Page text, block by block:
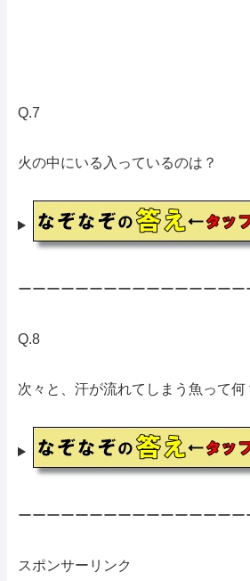
Q.7
火の中にいる入っているのは？
ーーーーーーーーーーーーーーーー
Q.8
次々と、汗が流れてしまう魚って何
ーーーーーーーーーーーーーーーー
スポンサーリンク